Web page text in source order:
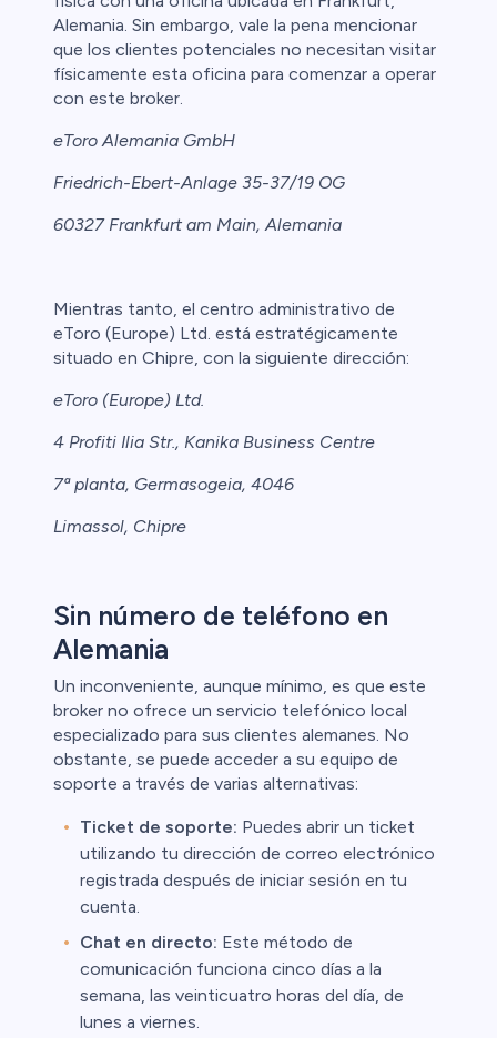
Alemania. Sin embargo, vale la pena mencionar
que los clientes potenciales no necesitan visitar
físicamente esta oficina para comenzar a operar
con este broker.
eToro Alemania GmbH
Friedrich-Ebert-Anlage 35-37/19 OG
60327 Frankfurt am Main, Alemania
Mientras tanto, el centro administrativo de
eToro (Europe) Ltd. está estratégicamente
situado en Chipre, con la siguiente dirección:
eToro (Europe) Ltd.
4 Profiti Ilia Str., Kanika Business Centre
7ª planta, Germasogeia, 4046
Limassol, Chipre
Sin número de teléfono en
Alemania
Un inconveniente, aunque mínimo, es que este
broker no ofrece un servicio telefónico local
especializado para sus clientes alemanes. No
obstante, se puede acceder a su equipo de
soporte a través de varias alternativas:
Ticket de soporte: Puedes abrir un ticket
utilizando tu dirección de correo electrónico
registrada después de iniciar sesión en tu
cuenta.
Chat en directo: Este método de
comunicación funciona cinco días a la
semana, las veinticuatro horas del día, de
lunes a viernes.